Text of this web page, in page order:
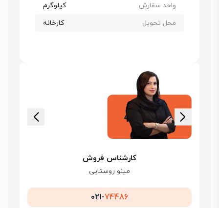
واحد سفارش
کیلوگرم
محل تحویل
کارخانه
کارشناس فروش
مینو روستایی
021-74486